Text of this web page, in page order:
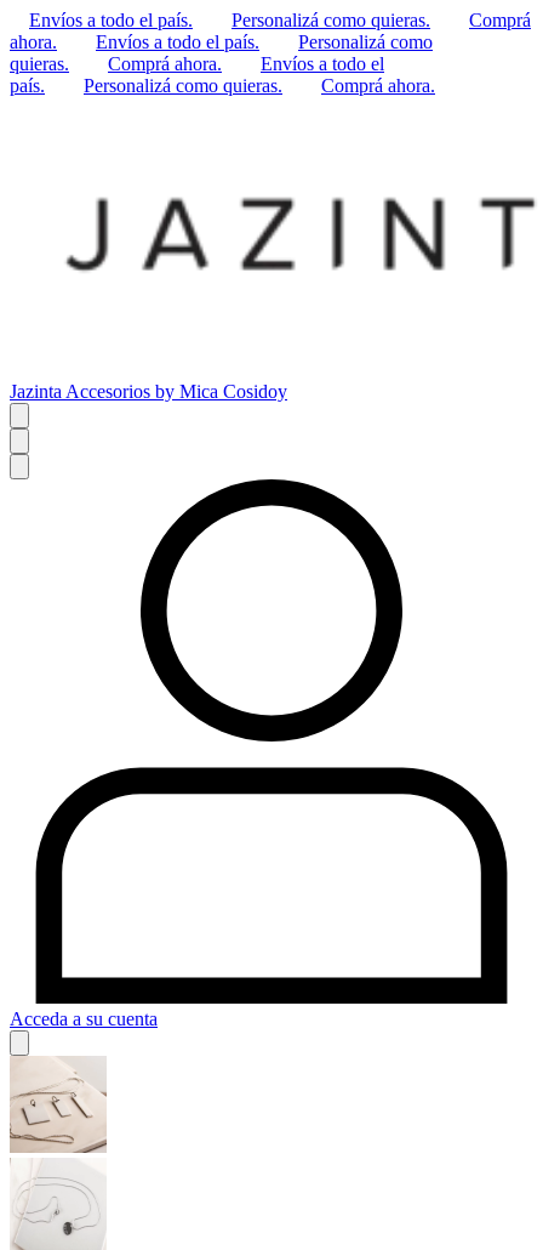
Envíos a todo el país. Personalizá como quieras.
Comprá
ahora.
Envíos a todo el país.
Personalizá como
quieras.
Comprá ahora.
Envíos a todo el
país.
Personalizá como quieras. Comprá ahora.
Jazinta Accesorios by Mica Cosidoy
Acceda a su cuenta